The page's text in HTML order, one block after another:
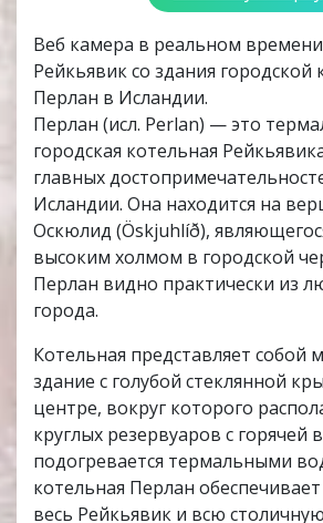
Веб камера в реальном
Рейкьявик со здания городской
Перлан в Исландии.
Перлан (исл. Perlan) — это
городская котельная
главных
Исландии. Она находится на
Оскюлид (Öskjuhlíð),
высоким холмом в городской
Перлан видно практически из
города.
Котельная представляет собой
здание с голубой стеклянной
центре, вокруг которого
круглых резервуаров с горячей
подогревается термальными
котельная Перлан
весь Рейкьявик и всю